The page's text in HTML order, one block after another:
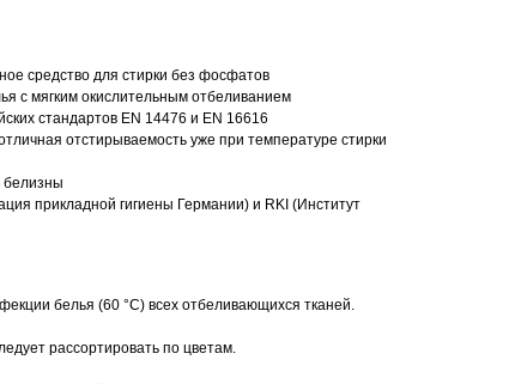
средство для стирки без фосфатов
с мягким окислительным отбеливанием
стандартов EN 14476 и EN 16616
отстирываемость уже при температуре стирки
белизны
прикладной гигиены Германии) и RKI (Институт
белья (60 °C) всех отбеливающихся тканей.
рассортировать по цветам.